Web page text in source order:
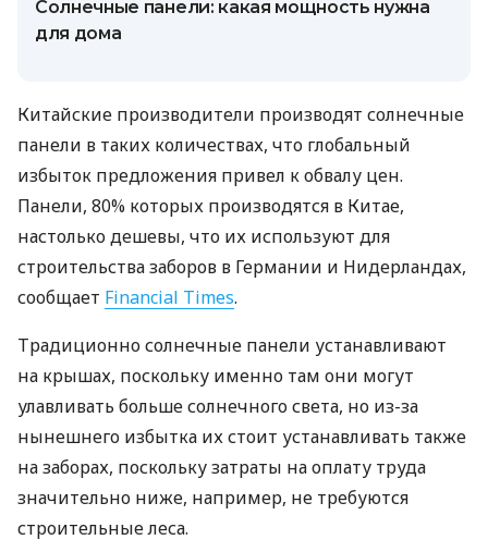
Солнечные панели: какая мощность нужна
для дома
Китайские производители производят солнечные
панели в таких количествах, что глобальный
избыток предложения привел к обвалу цен.
Панели, 80% которых производятся в Китае,
настолько дешевы, что их используют для
строительства заборов в Германии и Нидерландах,
сообщает Financial Times.
Традиционно солнечные панели устанавливают
на крышах, поскольку именно там они могут
улавливать больше солнечного света, но из-за
нынешнего избытка их стоит устанавливать также
на заборах, поскольку затраты на оплату труда
значительно ниже, например, не требуются
строительные леса.